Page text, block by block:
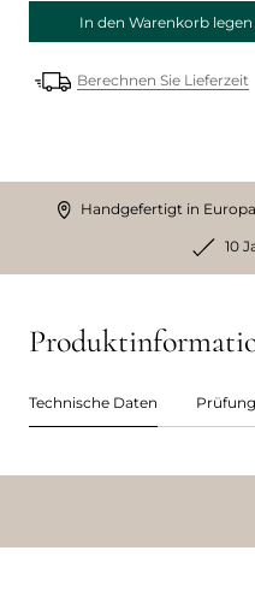
In den Warenkorb legen
Berechnen Sie Lieferzeit
Handgefertigt in Europa
10
Technische Daten